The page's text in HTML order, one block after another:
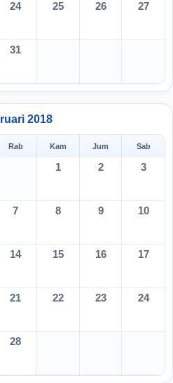
24 25 26 27
31
2018
Rab Kam Jum Sab
1 2 3
7 8 9 10
14 15 16 17
21 22 23 24
28